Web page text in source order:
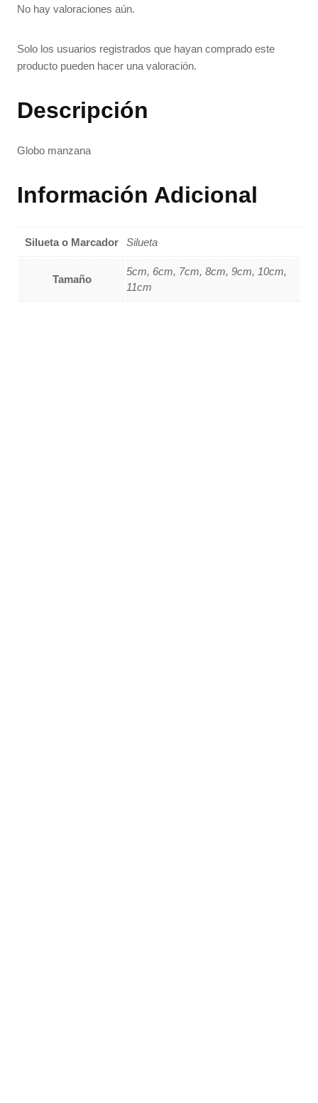
No hay valoraciones aún.
Solo los usuarios registrados que hayan comprado este
producto pueden hacer una valoración.
Descripción
Globo manzana
Información Adicional
Silueta o Marcador Silueta
Tamaño
5cm, 6cm, 7cm, 8cm, 9cm, 10cm,
11cm